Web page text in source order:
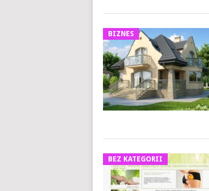
BIZNES
BEZ KATEGORII